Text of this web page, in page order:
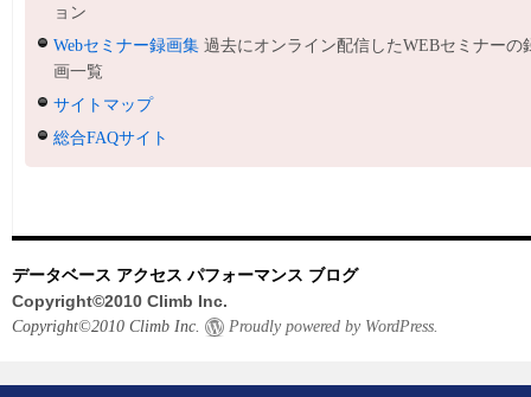
ョン
Webセミナー録画集 過去にオンライン配信したWEBセミナーの
画一覧
サイトマップ
総合FAQサイト
データベース アクセス パフォーマンス ブログ
Copyright©2010 Climb Inc.
Copyright©2010 Climb Inc. Proudly powered by WordPress.